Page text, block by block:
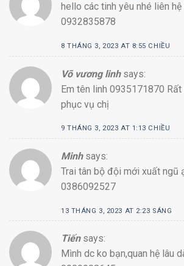
hello các tinh yêu nhé liên
0932835878
8 THÁNG 3, 2023 AT 8:55 CHIỀU
Võ vương linh says:
Em tên linh 0935171870
phục vụ chị
9 THÁNG 3, 2023 AT 1:13 CHIỀU
Minh says:
Trai tân bộ đội mới xuất ngũ
0386092527
13 THÁNG 3, 2023 AT 2:23 SÁNG
Tiến says:
Mình dc ko bạn,quan hệ lâu